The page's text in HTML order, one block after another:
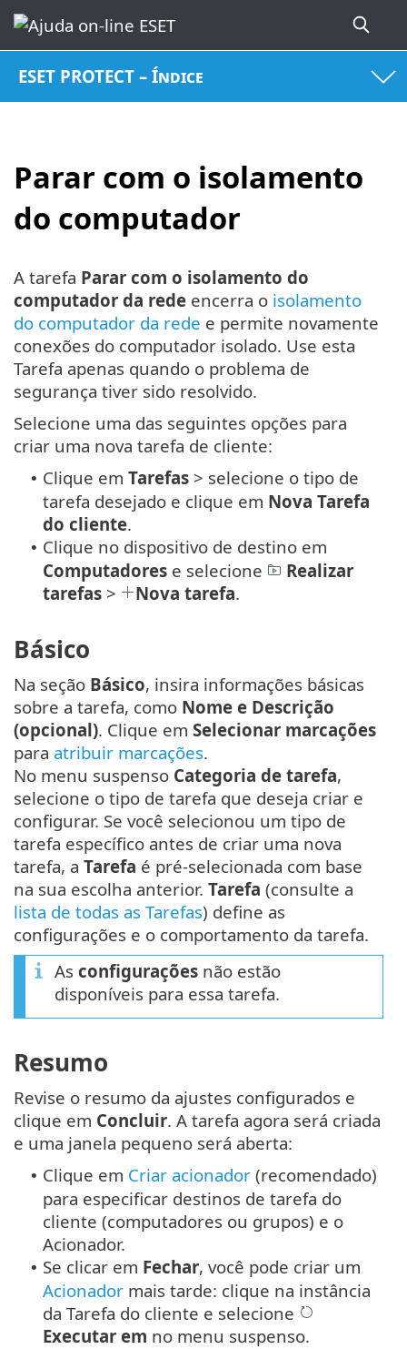
ESET PROTECT – Índice
Parar com o isolamento
do computador
A tarefa Parar com o isolamento do
computador da rede encerra o isolamento
do computador da rede e permite novamente
conexões do computador isolado. Use esta
Tarefa apenas quando o problema de
segurança tiver sido resolvido.
Selecione uma das seguintes opções para
criar uma nova tarefa de cliente:
• Clique em Tarefas > selecione o tipo de
tarefa desejado e clique em Nova Tarefa
do cliente.
• Clique no dispositivo de destino em
Computadores e selecione
Realizar
tarefas > Nova tarefa.
Básico
Na seção Básico, insira informações básicas
sobre a tarefa, como Nome e Descrição
(opcional). Clique em Selecionar marcações
para atribuir marcações.
No menu suspenso Categoria de tarefa,
selecione o tipo de tarefa que deseja criar e
configurar. Se você selecionou um tipo de
tarefa específico antes de criar uma nova
tarefa, a Tarefa é pré-selecionada com base
na sua escolha anterior. Tarefa (consulte a
lista de todas as Tarefas) define as
configurações e o comportamento da tarefa.
As configurações não estão
disponíveis para essa tarefa.
Resumo
Revise o resumo da ajustes configurados e
clique em Concluir. A tarefa agora será criada
e uma janela pequeno será aberta:
• Clique em Criar acionador (recomendado)
para especificar destinos de tarefa do
cliente (computadores ou grupos) e o
Acionador.
• Se clicar em Fechar, você pode criar um
Acionador mais tarde: clique na instância
da Tarefa do cliente e selecione
Executar em no menu suspenso.